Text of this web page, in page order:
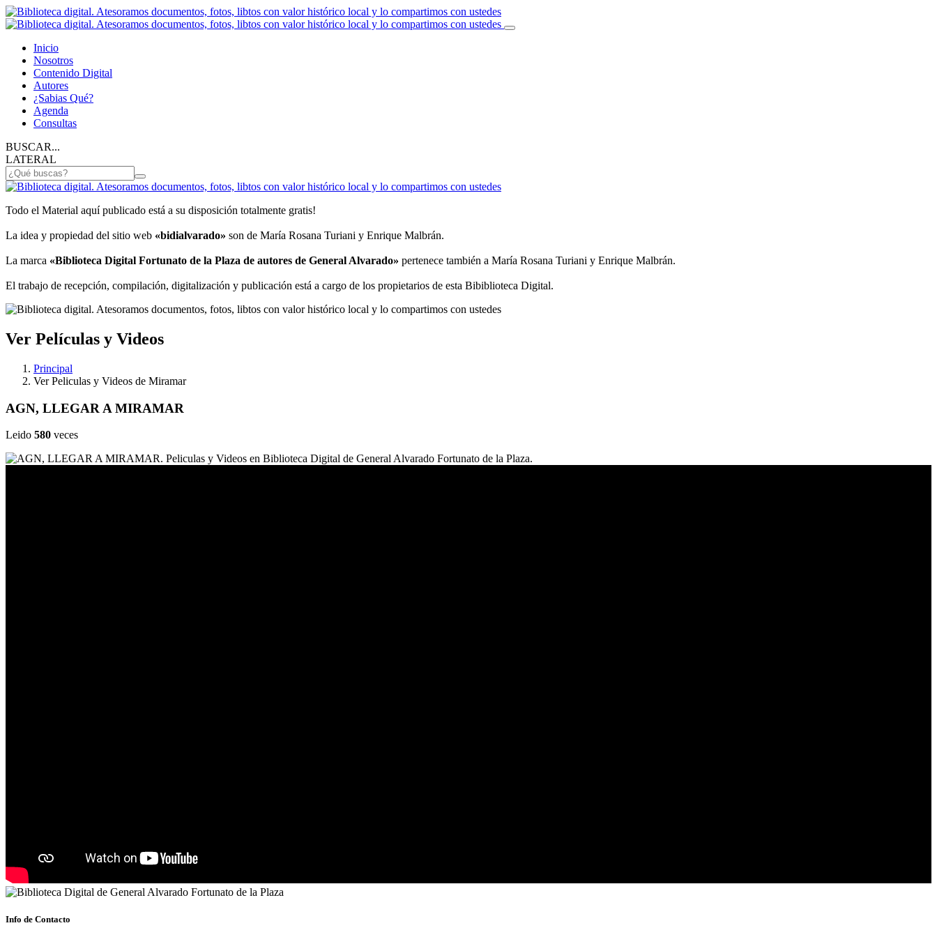
Inicio
Nosotros
Contenido Digital
Autores
¿Sabias Qué?
Agenda
Consultas
BUSCAR...
LATERAL
Todo el Material aquí publicado está a su disposición totalmente gratis!
La idea y propiedad del sitio web «bidialvarado» son de María Rosana Turiani y Enrique Malbrán.
La marca «Biblioteca Digital Fortunato de la Plaza de autores de General Alvarado» pertenece también a María Rosana Turiani y Enrique Malbrán.
El trabajo de recepción, compilación, digitalización y publicación está a cargo de los propietarios de esta Bibiblioteca Digital.
Ver Películas y Videos
Principal
Ver Peliculas y Videos de Miramar
AGN, LLEGAR A MIRAMAR
Leido 580 veces
Info de Contacto